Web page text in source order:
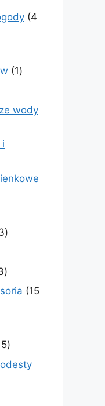
produktów
4
11
wody
i
33
13
produktów
15
15
produktów